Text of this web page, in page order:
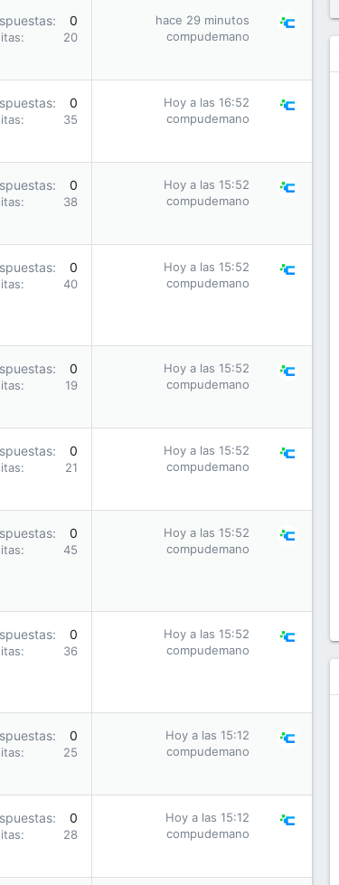
0
20
hace 29 minutos
compudemano
0
35
Hoy a las 16:52
compudemano
0
38
Hoy a las 15:52
compudemano
0
40
Hoy a las 15:52
compudemano
0
19
Hoy a las 15:52
compudemano
0
21
Hoy a las 15:52
compudemano
0
45
Hoy a las 15:52
compudemano
0
36
Hoy a las 15:52
compudemano
0
25
Hoy a las 15:12
compudemano
0
28
Hoy a las 15:12
compudemano